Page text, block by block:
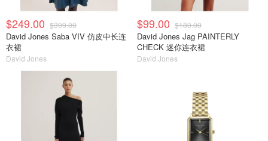
$249.00 $399.00
David Jones Saba VIV 仿皮中长连
衣裙
David Jones
$99.00 $180.00
David Jones Jag PAINTERLY
CHECK 迷你连衣裙
David Jones